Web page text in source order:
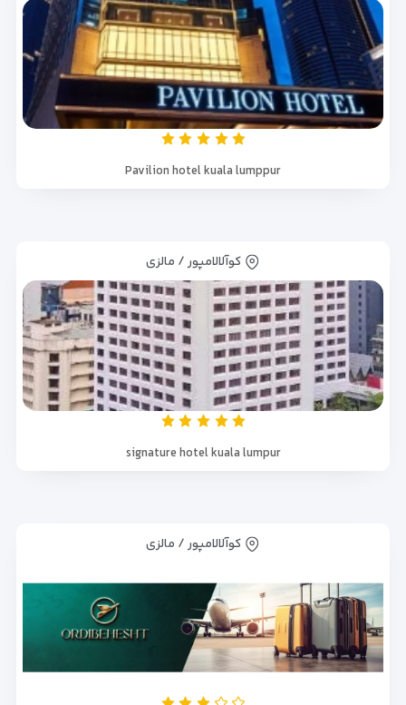
Pavilion hotel kuala lumppur
کوآلالامپور / مالزی
signature hotel kuala lumpur
کوآلالامپور / مالزی